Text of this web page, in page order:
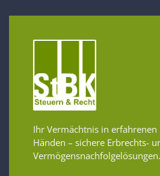
Ihr Vermächtnis in erfahrenen
Händen – sichere Erbrechts-
Vermögensnachfolgelösungen.